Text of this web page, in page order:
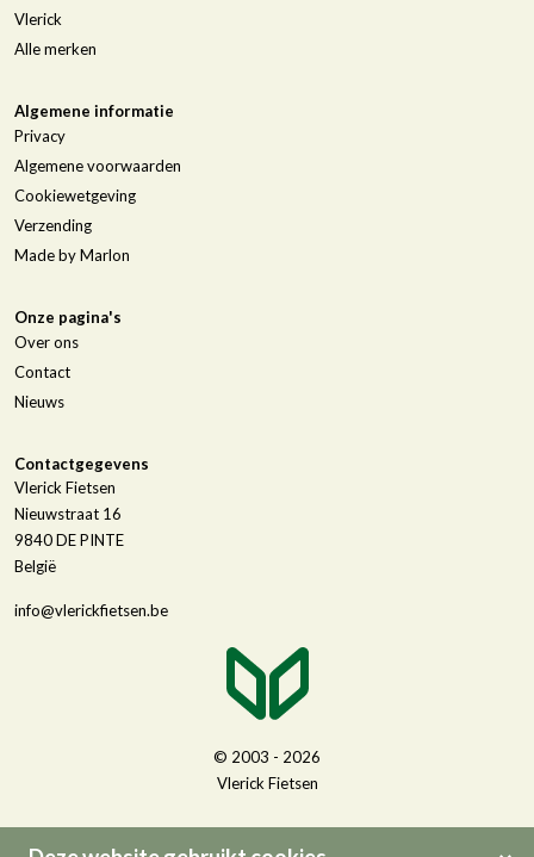
Vlerick
Alle merken
Algemene informatie
Privacy
Algemene voorwaarden
Cookiewetgeving
Verzending
Made by Marlon
Onze pagina's
Over ons
Contact
Nieuws
Contactgegevens
Vlerick Fietsen
Nieuwstraat 16
9840DE PINTE
België
info@vlerickfietsen.be
© 2003 - 2026
Vlerick Fietsen